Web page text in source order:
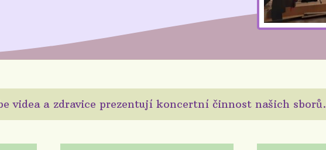
videa a zdravice prezentují koncertní činnost našich sborů.